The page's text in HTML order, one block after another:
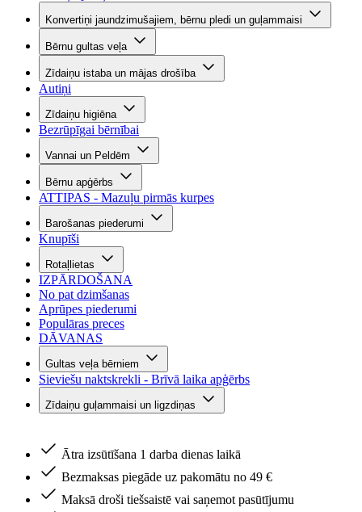
Konvertiņi jaundzimušajiem, bērnu pledi un guļammaisi
Bērnu gultas veļa
Zīdaiņu istaba un mājas drošība
Autiņi
Zīdaiņu higiēna
Bezrūpīgai bērnībai
Vannai un Peldēm
Bērnu apģērbs
ATTIPAS - Mazuļu pirmās kurpes
Barošanas piederumi
Knupīši
Rotaļlietas
IZPĀRDOŠANA
No pat dzimšanas
Aprūpes piederumi
Populāras preces
DĀVANAS
Gultas veļa bērniem
Sieviešu naktskrekli - Brīvā laika apģērbs
Zīdaiņu guļammaisi un ligzdiņas
Ātra izsūtīšana 1 darba dienas laikā
Bezmaksas piegāde uz pakomātu no 49 €
Maksā droši tiešsaistē vai saņemot pasūtījumu